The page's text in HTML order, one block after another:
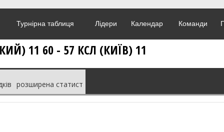
Турнірна таблиця Лідери Календар Команди
11 60 - 57 КСЛ (КИЇВ) 11
розширена статист